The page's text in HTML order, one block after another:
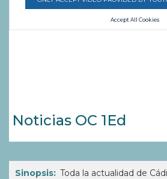
Accept All Cookies
Noticias OC 1Ed
Sinopsis
Toda la actualidad de